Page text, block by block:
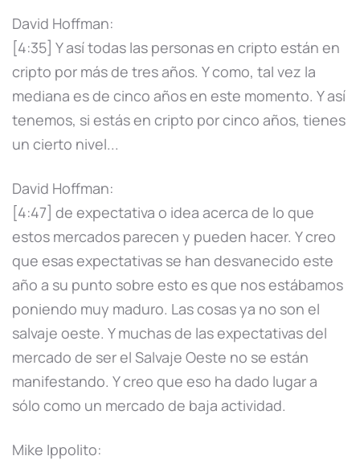
David Hoffman:
[4:35] Y así todas las personas en cripto están en
cripto por más de tres años. Y como, tal vez la
mediana es de cinco años en este momento. Y así
tenemos, si estás en cripto por cinco años, tienes
un cierto nivel...
David Hoffman:
[4:47] de expectativa o idea acerca de lo que
estos mercados parecen y pueden hacer. Y creo
que esas expectativas se han desvanecido este
año a su punto sobre esto es que nos estábamos
poniendo muy maduro. Las cosas ya no son el
salvaje oeste. Y muchas de las expectativas del
mercado de ser el Salvaje Oeste no se están
manifestando. Y creo que eso ha dado lugar a
sólo como un mercado de baja actividad.
Mike Ippolito: